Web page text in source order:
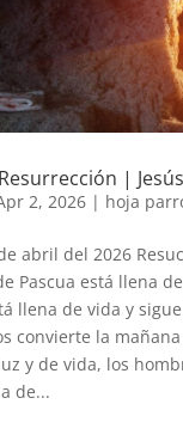
|
2, 2026| hoja
abril del 2026
Pascua está llena
llena de vida y
convierte la
y de vida, los
de...